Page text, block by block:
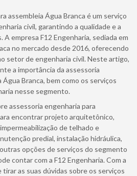
assembleia Água Branca é um serviço
civil, garantindo a qualidade e a
empresa F12 Engenharia, sediada em
no mercado desde 2016, oferecendo
setor de engenharia civil. Neste artigo,
a importância da assessoria
Branca, bem como os serviços
nesse segmento.
assessoria engenharia para
encontrar projeto arquitetônico,
de telhado e
predial, instalação hidráulica,
opções de serviços do segmento
contar com a F12 Engenharia. Com a
as suas dúvidas sobre os serviços